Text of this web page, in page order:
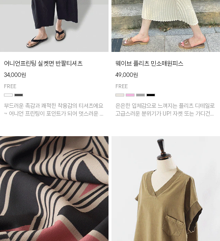
어니언프린팅 실켓면 반팔티셔츠
34,000원
FREE
부드러운 촉감과 쾌적한 착용감의 티셔츠에요
~ 어니언 프린팅이 포인트가 되어 멋스러운 아
웨이브 플리츠 민소매원피스
49,000원
FREE
은은한 입체감으로 느껴지는 플리츠 디테일로
고급스러운 분위기가 UP! 자켓 또는 가디건과